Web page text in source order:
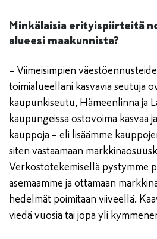
Minkälaisia erityispiirteitä
alueesi maakunnista?
– Viimeisimpien
toimialueellani kasvavia seutuja
kaupunkiseutu, Hämeenlinna ja
kaupungeissa ostovoima kasvaa
kauppoja – eli lisäämme
siten vastaamaan
Verkostotekemisellä pystymme
asemaamme ja ottamaan
hedelmät poimitaan viiveellä.
viedä vuosia tai jopa yli